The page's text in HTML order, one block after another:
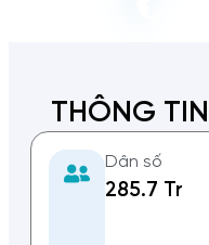
THÔNG
Dân số
285.7 Tr